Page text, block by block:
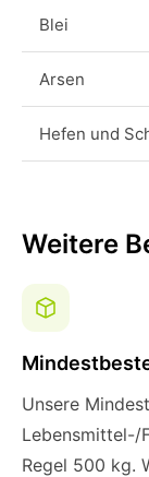
Blei
Arsen
Hefen und
Weitere
Unsere
Lebensmittel-/
Regel 500 kg.